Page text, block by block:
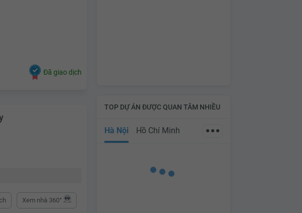
Đã giao dịch
Xem nhà 360°
TOP DỰ ÁN ĐƯỢC QUAN TÂM NHIỀU
Hà Nội Hồ Chí Minh